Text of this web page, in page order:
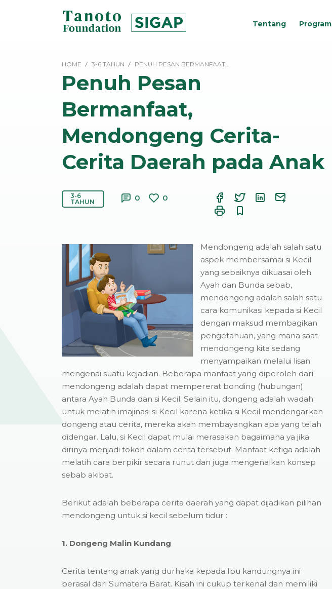
|
Foundation
Tentang Program
HOME 3-6 TAHUN PENUH PESAN BERMANFAAT,…
Penuh Pesan
Bermanfaat,
Mendongeng Cerita-
Cerita Daerah pada Anak
3-6
TAHUN
0 0
Mendongeng adalah salah satu
aspek membersamai si Kecil
yang sebaiknya dikuasai oleh
Ayah dan Bunda sebab,
mendongeng adalah salah satu
cara komunikasi kepada si Kecil
dengan maksud membagikan
pengetahuan, yang mana saat
mendongeng kita sedang
menyampaikan melalui lisan
mengenai suatu kejadian. Beberapa manfaat yang diperoleh dari
mendongeng adalah dapat mempererat bonding (hubungan)
antara Ayah Bunda dan si Kecil. Selain itu, dongeng adalah wadah
untuk melatih imajinasi si Kecil karena ketika si Kecil mendengarkan
dongeng atau cerita, mereka akan membayangkan apa yang telah
didengar. Lalu, si Kecil dapat mulai merasakan bagaimana ya jika
dirinya menjadi tokoh dalam cerita tersebut. Manfaat ketiga adalah
melatih cara berpikir secara runut dan juga mengenalkan konsep
sebab akibat.
Berikut adalah beberapa cerita daerah yang dapat dijadikan pilihan
mendongeng untuk si kecil sebelum tidur :
1. Dongeng Malin Kundang
Cerita tentang anak yang durhaka kepada Ibu kandungnya ini
berasal dari Sumatera Barat. Kisah ini cukup terkenal dan memiliki